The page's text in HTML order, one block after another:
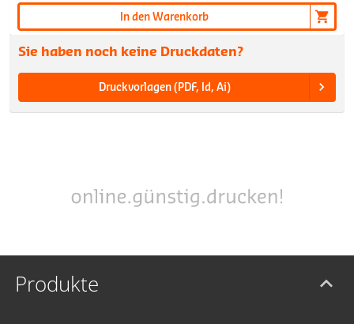
In den Warenkorb
Sie haben noch keine Druckdaten?
Druckvorlagen (PDF, Id, Ai)
Produkte